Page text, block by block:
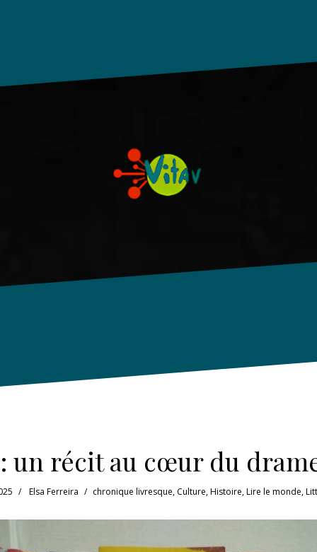
un récit au cœur du
Elsa Ferreira chronique livresque, Culture,Histoire,Lire le monde,